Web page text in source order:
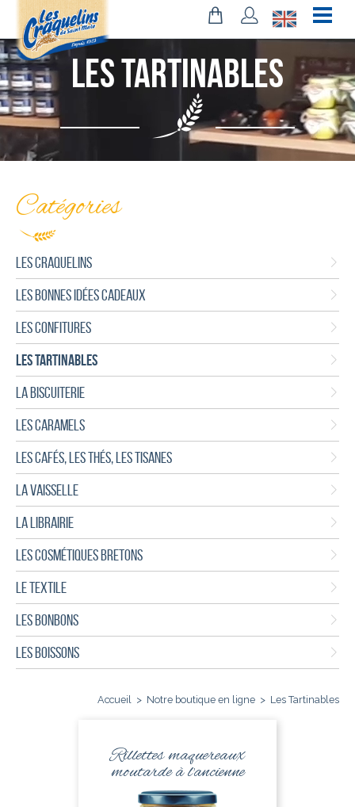
Les Tartinables
Catégories
LES CRAQUELINS
LES BONNES IDÉES CADEAUX
LES CONFITURES
LES TARTINABLES
LA BISCUITERIE
LES CARAMELS
LES CAFÉS, LES THÉS, LES TISANES
LA VAISSELLE
LA LIBRAIRIE
LES COSMÉTIQUES BRETONS
LE TEXTILE
LES BONBONS
LES BOISSONS
Accueil > Notre boutique en ligne > Les Tartinables
Rillettes maquereaux
moutarde à l'ancienne